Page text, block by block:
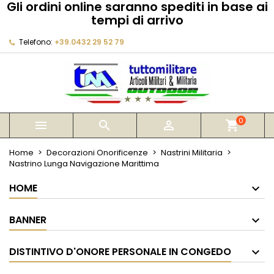
Gli ordini online saranno spediti in base ai
tempi di arrivo
Telefono: +39.0432 29 52 79
   shopping_cart0
Home Decorazioni Onorificenze
Nastrini Militaria
Nastrino Lunga Navigazione Marittima
HOME
BANNER
DISTINTIVO D'ONORE PERSONALE IN CONGEDO
My wishlists
add_circle_outline Create new list
Crea lista dei desideri
Annulla Crea lista dei desideri
Devi avere effettuato l'accesso per salvare dei
prodotti nella tua lista dei desideri.
Annulla